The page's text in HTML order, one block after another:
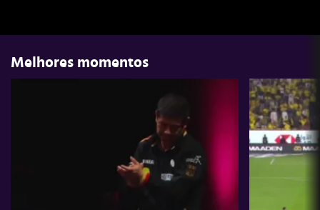
Melhores momentos